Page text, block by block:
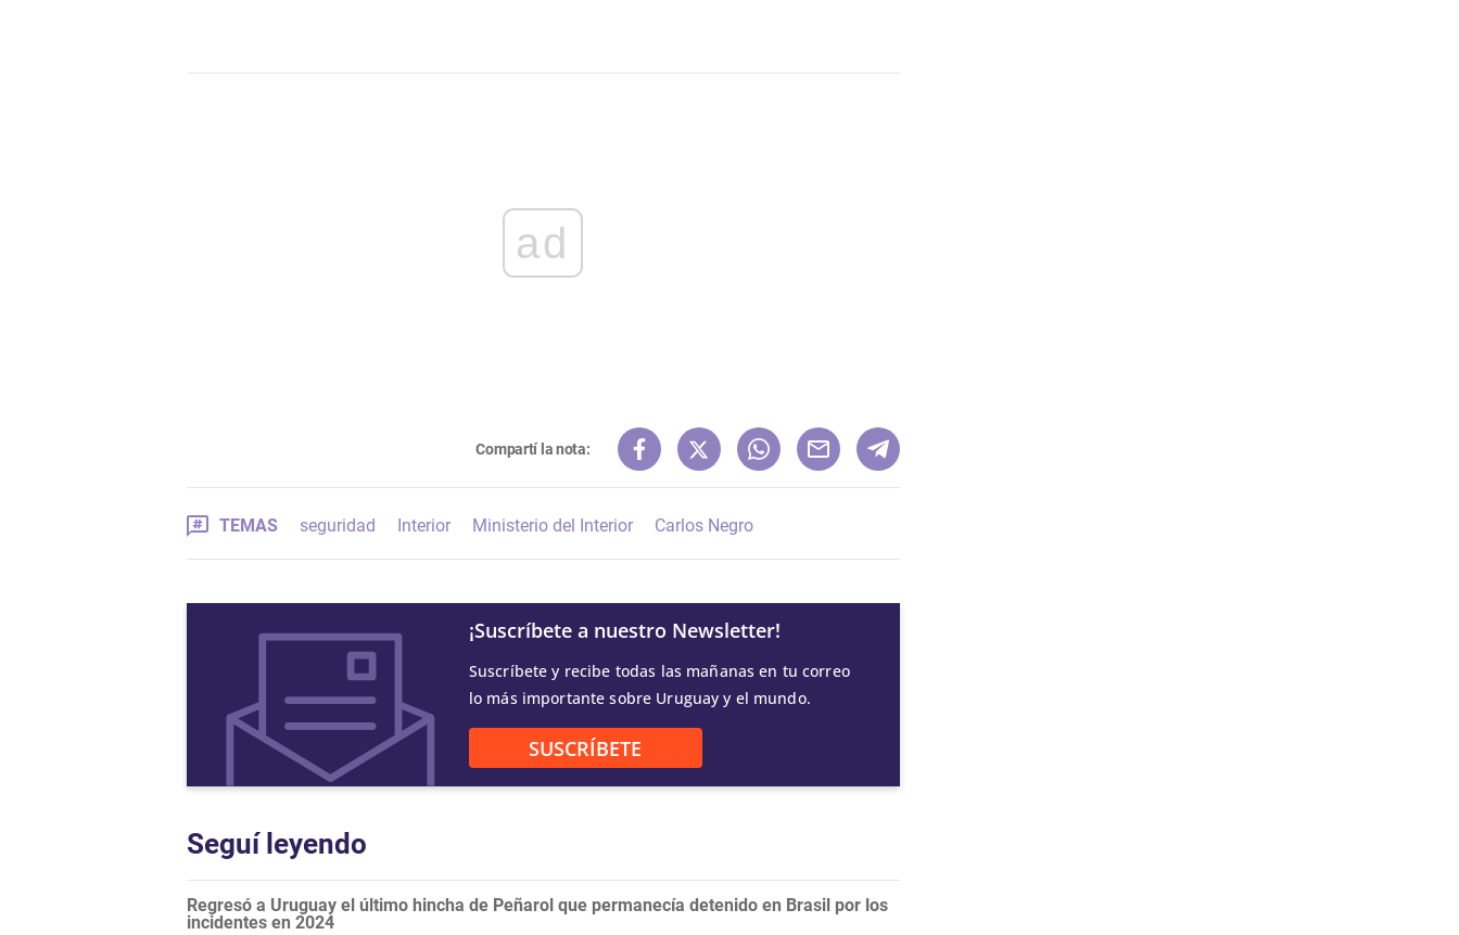
ad
Compartí la nota:
TEMAS seguridad Interior Ministerio del Interior Carlos Negro
¡Suscríbete a nuestro Newsletter!
Suscríbete y recibe todas las mañanas en tu correo
lo más importante sobre Uruguay y el mundo.
SUSCRÍBETE
Seguí leyendo
Regresó a Uruguay el último hincha de Peñarol que permanecía detenido en Brasil por los
incidentes en 2024